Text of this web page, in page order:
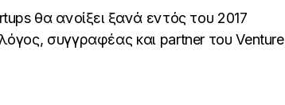
θα ανοίξει ξανά εντός του 2017
συγγραφέας και partner του Venture